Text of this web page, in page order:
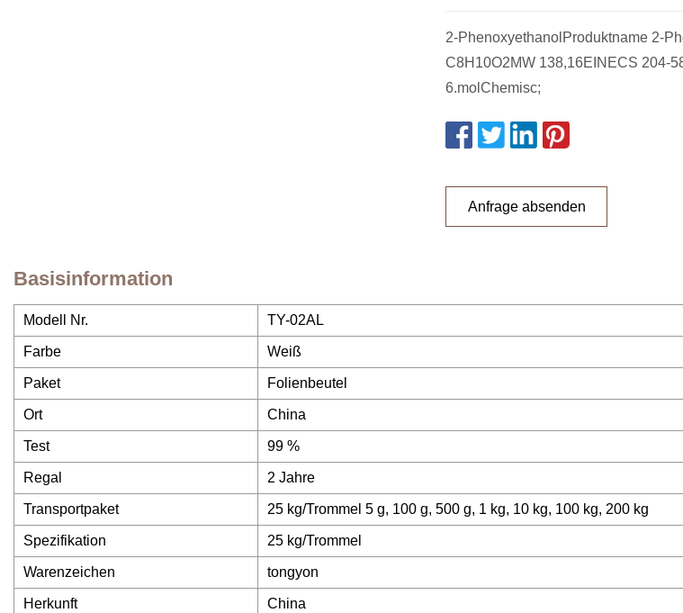
2-PhenoxyethanolProduktname 2-
C8H10O2MW 138,16EINECS 204-
6.molChemisc;
Anfrage absenden
Basisinformation
Modell Nr. TY-02AL
Farbe Weiß
Paket Folienbeutel
Ort China
Test 99 %
Regal 2 Jahre
Transportpaket 25 kg/Trommel 5 g, 100 g, 500 g, 1 kg, 10 kg, 100 kg, 200 kg
Spezifikation 25 kg/Trommel
Warenzeichen tongyon
Herkunft China